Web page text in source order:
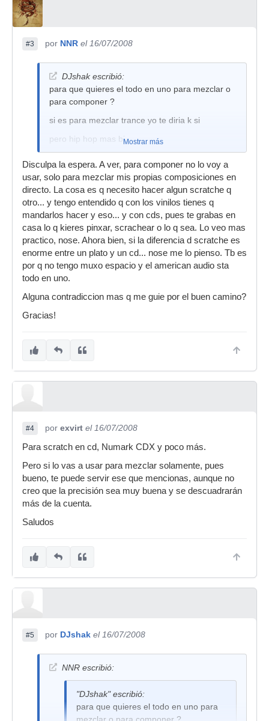
#3 por NNR el 16/07/2008
DJshak escribió:
para que quieres el todo en uno para mezclar o
para componer ?
si es para mezclar trance yo te diria k si
pero hip hop mas bien no
rollo ?
el sonido de scratch de un cdj de este precio no
es nada comparado con el de un vinilo
por lo k vale te compras unos platos decentes
y si es para componer yo creo que esto no te
sirve
Mostrar más
Disculpa la espera. A ver, para componer no lo voy a
usar, solo para mezclar mis propias composiciones en
directo. La cosa es q necesito hacer algun scratche q
otro... y tengo entendido q con los vinilos tienes q
mandarlos hacer y eso... y con cds, pues te grabas en
casa lo q kieres pinxar, scrachear o lo q sea. Lo veo mas
practico, nose. Ahora bien, si la diferencia d scratche es
enorme entre un plato y un cd... nose me lo pienso. Tb es
por q no tengo muxo espacio y el american audio sta
todo en uno.
Alguna contradiccion mas q me guie por el buen camino?
Gracias!
#4 por exvirt el 16/07/2008
Para scratch en cd, Numark CDX y poco más.
Pero si lo vas a usar para mezclar solamente, pues
bueno, te puede servir ese que mencionas, aunque no
creo que la precisión sea muy buena y se descuadrarán
más de la cuenta.
Saludos
#5 por DJshak el 16/07/2008
NNR escribió:
"DJshak" escribió:
para que quieres el todo en uno para